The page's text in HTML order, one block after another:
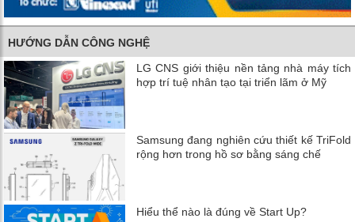
HƯỚNG DẪN CÔNG NGHỆ
LG CNS giới thiệu nền tảng nhà máy tích
hợp trí tuệ nhân tạo tại triển lãm ở Mỹ
Samsung đang nghiên cứu thiết kế TriFold
rộng hơn trong hồ sơ bằng sáng chế
Hiểu thể nào là đúng về Start Up?